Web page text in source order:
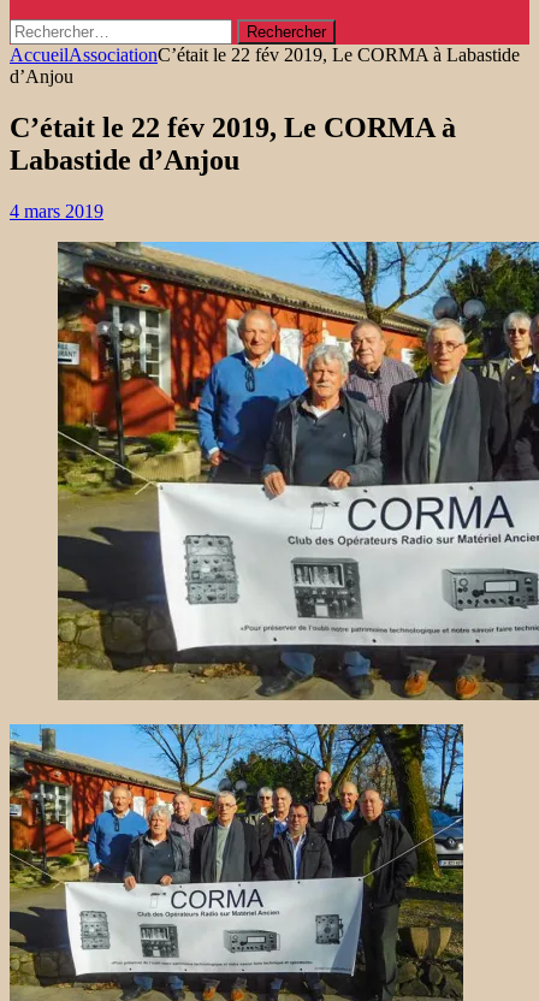
Rechercher :
AccueilAssociationC’était le 22 fév 2019, Le CORMA à Labastide
d’Anjou
C’était le 22 fév 2019, Le CORMA à
Labastide d’Anjou
4 mars 2019